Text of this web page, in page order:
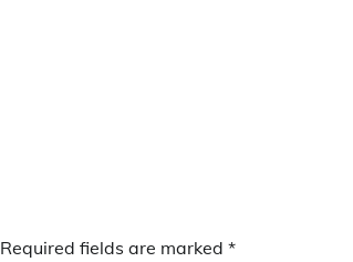
Required fields are marked *